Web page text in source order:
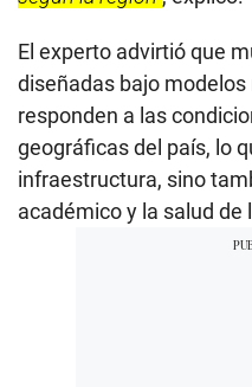
El experto advirtió que
diseñadas bajo
responden a las
geográficas del país, lo
infraestructura, sino
académico y la salud de